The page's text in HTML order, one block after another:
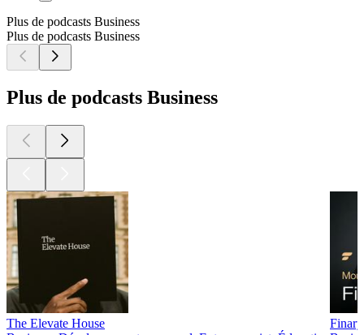
Plus de podcasts Business
Plus de podcasts Business
Plus de podcasts Business
The Elevate House
Finary